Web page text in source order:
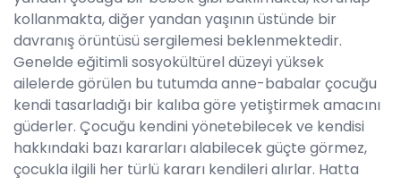
kollanmakta, diğer yandan yaşının üstünde bir
davranış örüntüsü sergilemesi beklenmektedir.
Genelde eğitimli sosyokültürel düzeyi yüksek
ailelerde görülen bu tutumda anne-babalar çocuğu
kendi tasarladığı bir kalıba göre yetiştirmek amacını
güderler. Çocuğu kendini yönetebilecek ve kendisi
hakkındaki bazı kararları alabilecek güçte görmez,
çocukla ilgili her türlü kararı kendileri alırlar. Hatta